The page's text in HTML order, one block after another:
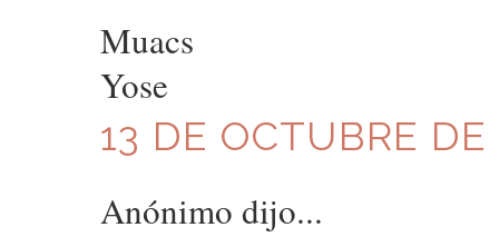
Muacs
Yose
13 DE OCTUBRE
Anónimo dijo...